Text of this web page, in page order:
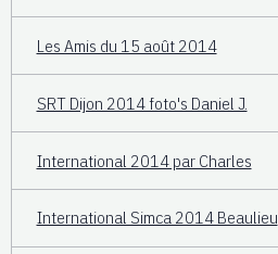
Les Amis du 15 août 2014
SRT Dijon 2014 foto's Daniel J.
International 2014 par Charles
International Simca 2014 Beaulieu